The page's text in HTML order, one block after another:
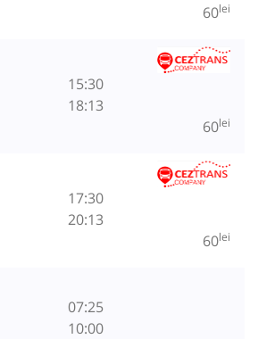
60lei
15:30
18:13
60lei
17:30
20:13
60lei
07:25
10:00